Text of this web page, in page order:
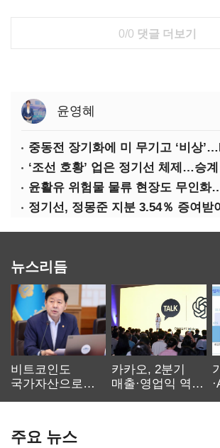
0/0 댓글 더보기
윤영혜
중동전 장기화에 미 무기고 ‘비상
뉴스리듬
비트코인도
국가자산으로…'
카카오, 2분기
매출·영업익 역대
주요 뉴스